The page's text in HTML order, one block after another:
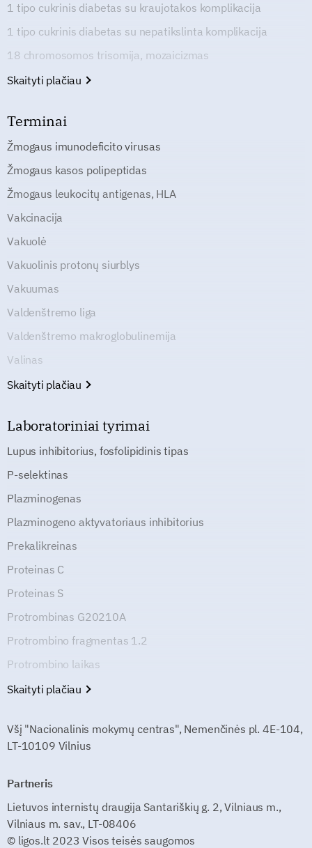
1 tipo cukrinis diabetas su kraujotakos komplikacija
1 tipo cukrinis diabetas su nepatikslinta komplikacija
18 chromosomos trisomija, mozaicizmas
Skaityti plačiau
Terminai
Žmogaus imunodeficito virusas
Žmogaus kasos polipeptidas
Žmogaus leukocitų antigenas, HLA
Vakcinacija
Vakuolė
Vakuolinis protonų siurblys
Vakuumas
Valdenštremo liga
Valdenštremo makroglobulinemija
Valinas
Skaityti plačiau
Laboratoriniai tyrimai
Lupus inhibitorius, fosfolipidinis tipas
P-selektinas
Plazminogenas
Plazminogeno aktyvatoriaus inhibitorius
Prekalikreinas
Proteinas C
Proteinas S
Protrombinas G20210A
Protrombino fragmentas 1.2
Protrombino laikas
Skaityti plačiau
Všį "Nacionalinis mokymų centras", Nemenčinės pl. 4E-104,
LT-10109 Vilnius
Partneris
Lietuvos internistų draugija Santariškių g. 2, Vilniaus m.,
Vilniaus m. sav., LT-08406
© ligos.lt 2023 Visos teisės saugomos